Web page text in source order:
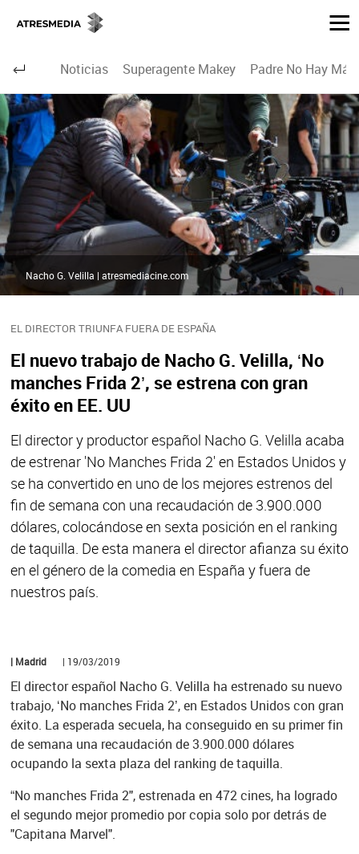
Noticias Superagente Makey Padre No Hay
EL DIRECTOR TRIUNFA FUERA DE ESPAÑA
El nuevo trabajo de Nacho G. Velilla, ‘No
manches Frida 2’, se estrena con gran
éxito en EE. UU
El director y productor español Nacho G. Velilla acaba
de estrenar 'No Manches Frida 2' en Estados Unidos y
se ha convertido en uno de los mejores estrenos del
fin de semana con una recaudación de 3.900.000
dólares, colocándose en sexta posición en el ranking
de taquilla. De esta manera el director afianza su éxito
en el género de la comedia en España y fuera de
nuestros país.
Nacho G. Velilla | atresmediacine.com
| Madrid | 19/03/2019
El director español Nacho G. Velilla ha estrenado su nuevo
trabajo, ‘No manches Frida 2’, en Estados Unidos con gran
éxito. La esperada secuela, ha conseguido en su primer fin
de semana una recaudación de 3.900.000 dólares
ocupando la sexta plaza del ranking de taquilla.
“No manches Frida 2", estrenada en 472 cines, ha logrado
el segundo mejor promedio por copia solo por detrás de
"Capitana Marvel".